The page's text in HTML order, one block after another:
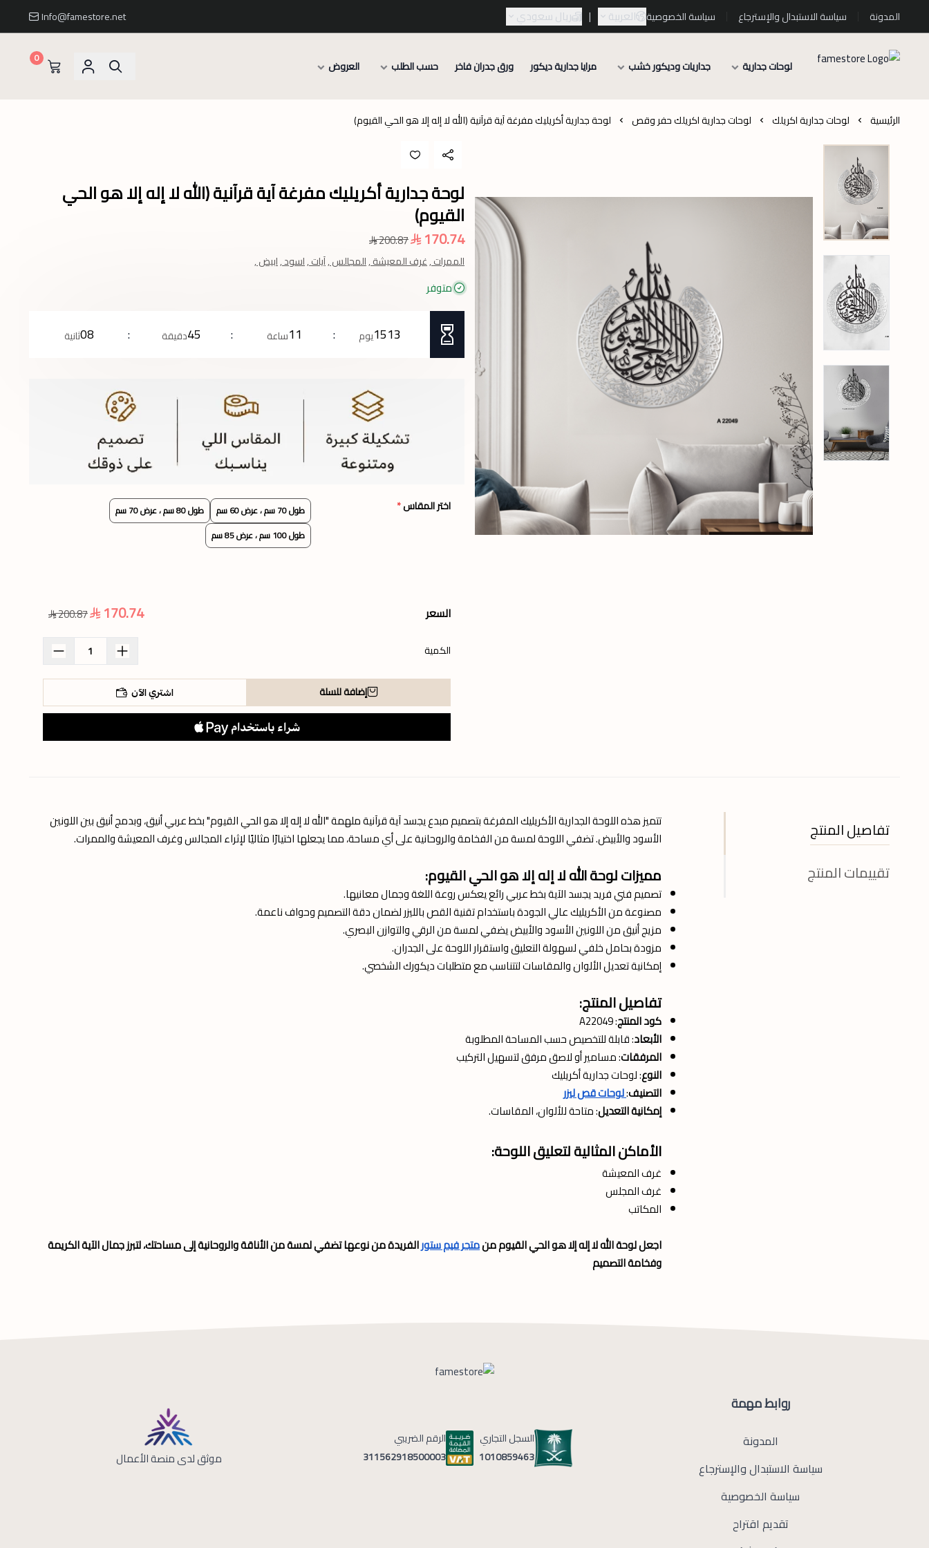
المدونة سياسة الاستبدال والإسترجاع سياسة الخصوصية العربية | ريال سعودي Info@famestore.net
لوحات جدارية جداريات وديكور خشب مرايا جدارية ديكور ورق جدران فاخر حسب الطلب العروض 0
الرئيسية لوحات جدارية اكريلك لوحات جدارية اكريلك حفر وقص لوحة جدارية أكريليك مفرغة آية قرآنية (الله لا إله إلا هو الحي القيوم)
لوحة جدارية أكريليك مفرغة آية قرآنية (الله لا إله إلا هو الحي
القيوم)
170.74
200.87
الممرات ,غرف المعيشة ,المجالس ,آيات ,اسود ,ابيض ,
متوفر
07ثانية 45دقيقة 11ساعة 1513يوم
اختر المقاس* طول 70 سم ، عرض 60 سم
طول 80 سم ، عرض 70 سم
طول 100 سم ، عرض 85 سم
السعر 170.74
200.87
الكمية
إضافة للسلة اشتري الآن
تفاصيل المنتج
تقييمات المنتج
تتميز هذه اللوحة الجدارية الأكريليك المفرغة بتصميم مبدع يجسد آية قرآنية ملهمة "الله لا إله إلا هو الحي القيوم" بخط عربي أنيق، وبدمج أنيق بين اللونين
الأسود والأبيض. تضفي اللوحة لمسة من الفخامة والروحانية على أي مساحة، مما يجعلها اختيارًا مثاليًا لإثراء المجالس وغرف المعيشة والممرات.
مميزات لوحة الله لا إله إلا هو الحي القيوم:
تصميم فني فريد يجسد الآية بخط عربي رائع يعكس روعة اللغة وجمال معانيها.
مصنوعة من الأكريليك عالي الجودة باستخدام تقنية القص بالليزر لضمان دقة التصميم وحواف ناعمة.
مزيج أنيق من اللونين الأسود والأبيض يضفي لمسة من الرقي والتوازن البصري.
مزودة بحامل خلفي لسهولة التعليق واستقرار اللوحة على الجدران.
إمكانية تعديل الألوان والمقاسات لتتناسب مع متطلبات ديكورك الشخصي.
تفاصيل المنتج:
كود المنتج: A22049
الأبعاد: قابلة للتخصيص حسب المساحة المطلوبة
المرفقات: مسامير أو لاصق مرفق لتسهيل التركيب
النوع: لوحات جدارية أكريليك
التصنيف:لوحات قص ليزر
إمكانية التعديل: متاحة للألوان، المقاسات.
الأماكن المثالية لتعليق اللوحة:
غرف المعيشة
غرف المجلس
المكاتب
اجعل لوحة الله لا إله إلا هو الحي القيوم منمتجر فيم ستورالفريدة من نوعها تضفي لمسة من الأناقة والروحانية إلى مساحتك، لتبرز جمال الآية الكريمة
وفخامة التصميم
روابط مهمة
المدونة
سياسة الاستبدال والإسترجاع
سياسة الخصوصية
تقديم اقتراح
السجل التجاري
1010859463
الرقم الضريبي
311562918500003
موثق لدى منصة الأعمال